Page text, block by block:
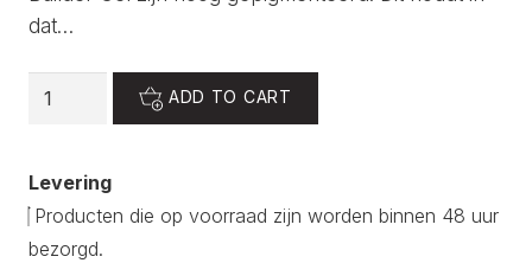
dat…
Liquid
quantity
ADD TO CART
Levering
Producten die op voorraad zijn worden binnen 48 uur
bezorgd.